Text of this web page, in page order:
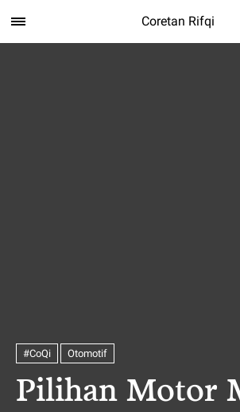
Coretan Rifqi
#CoQi Otomotif
Pilihan Motor